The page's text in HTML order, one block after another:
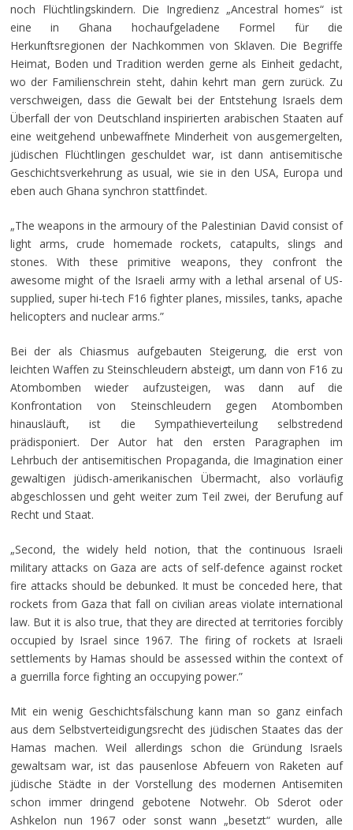
noch Flüchtlingskindern. Die Ingredienz „Ancestral homes“ ist
eine in Ghana hochaufgeladene Formel für die
Herkunftsregionen der Nachkommen von Sklaven. Die Begriffe
Heimat, Boden und Tradition werden gerne als Einheit gedacht,
wo der Familienschrein steht, dahin kehrt man gern zurück. Zu
verschweigen, dass die Gewalt bei der Entstehung Israels dem
Überfall der von Deutschland inspirierten arabischen Staaten auf
eine weitgehend unbewaffnete Minderheit von ausgemergelten,
jüdischen Flüchtlingen geschuldet war, ist dann antisemitische
Geschichtsverkehrung as usual, wie sie in den USA, Europa und
eben auch Ghana synchron stattfindet.
„The weapons in the armoury of the Palestinian David consist of
light arms, crude homemade rockets, catapults, slings and
stones. With these primitive weapons, they confront the
awesome might of the Israeli army with a lethal arsenal of US-
supplied, super hi-tech F16 fighter planes, missiles, tanks, apache
helicopters and nuclear arms.”
Bei der als Chiasmus aufgebauten Steigerung, die erst von
leichten Waffen zu Steinschleudern absteigt, um dann von F16 zu
Atombomben wieder aufzusteigen, was dann auf die
Konfrontation von Steinschleudern gegen Atombomben
hinausläuft, ist die Sympathieverteilung selbstredend
prädisponiert. Der Autor hat den ersten Paragraphen im
Lehrbuch der antisemitischen Propaganda, die Imagination einer
gewaltigen jüdisch-amerikanischen Übermacht, also vorläufig
abgeschlossen und geht weiter zum Teil zwei, der Berufung auf
Recht und Staat.
„Second, the widely held notion, that the continuous Israeli
military attacks on Gaza are acts of self-defence against rocket
fire attacks should be debunked. It must be conceded here, that
rockets from Gaza that fall on civilian areas violate international
law. But it is also true, that they are directed at territories forcibly
occupied by Israel since 1967. The firing of rockets at Israeli
settlements by Hamas should be assessed within the context of
a guerrilla force fighting an occupying power.”
Mit ein wenig Geschichtsfälschung kann man so ganz einfach
aus dem Selbstverteidigungsrecht des jüdischen Staates das der
Hamas machen. Weil allerdings schon die Gründung Israels
gewaltsam war, ist das pausenlose Abfeuern von Raketen auf
jüdische Städte in der Vorstellung des modernen Antisemiten
schon immer dringend gebotene Notwehr. Ob Sderot oder
Ashkelon nun 1967 oder sonst wann „besetzt“ wurden, alle